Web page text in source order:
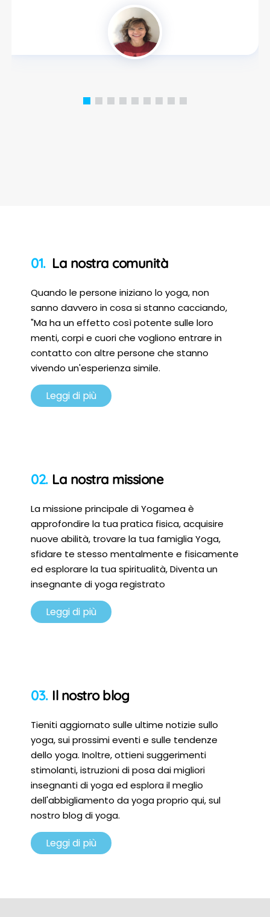
La nostra comunità
Quando le persone iniziano lo yoga, non
sanno davvero in cosa si stanno cacciando,
"Ma ha un effetto così potente sulle loro
menti, corpi e cuori che vogliono entrare in
contatto con altre persone che stanno
vivendo un'esperienza simile.
Leggi di più
La nostra missione
La missione principale di Yogamea è
approfondire la tua pratica fisica, acquisire
nuove abilità, trovare la tua famiglia Yoga,
sfidare te stesso mentalmente e fisicamente
ed esplorare la tua spiritualità, Diventa un
insegnante di yoga registrato
Leggi di più
Il nostro blog
Tieniti aggiornato sulle ultime notizie sullo
yoga, sui prossimi eventi e sulle tendenze
dello yoga. Inoltre, ottieni suggerimenti
stimolanti, istruzioni di posa dai migliori
insegnanti di yoga ed esplora il meglio
dell'abbigliamento da yoga proprio qui, sul
nostro blog di yoga.
Leggi di più